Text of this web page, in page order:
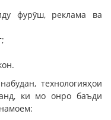
фурӯш, реклама ва
технологияҳои
ки мо онро баъди